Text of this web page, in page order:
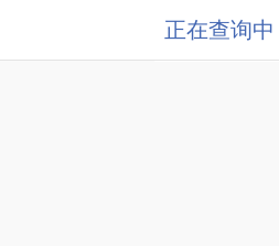
正在查询中